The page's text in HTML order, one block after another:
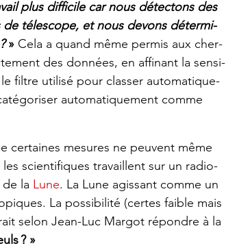
plus diffi­cile car nous détec­tons des
téles­cope, et nous devons déter­mi­
» Cela a quand même permis aux cher­
des données, en affi­nant la sensi­
filtre utilisé pour clas­ser auto­ma­tique­
auto­ma­tique­ment comme
certaines mesures ne peuvent même
les scien­ti­fiques travaillent sur un radio­
la Lune. La Lune agis­sant comme un
La possi­bi­lité (certes faible mais
selon Jean-Luc Margot répondre à la
? »